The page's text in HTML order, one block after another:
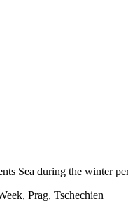
Sea during the winter
Prag, Tschechien